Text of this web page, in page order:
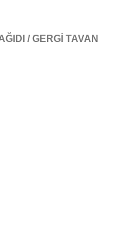
/ GERGİ TAVAN